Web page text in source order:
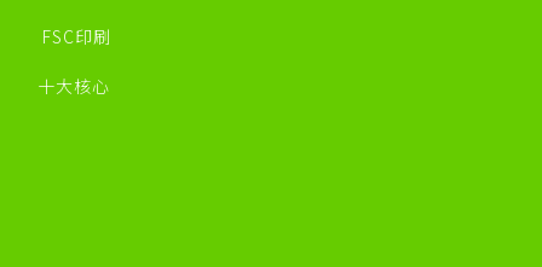
FSC印刷
十大核心